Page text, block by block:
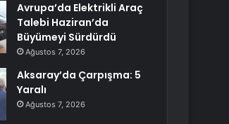
Avrupa’da Elektrikli Araç
Talebi Haziran’da
Büyümeyi Sürdürdü
Ağustos 7, 2026
Aksaray’da Çarpışma: 5
Yaralı
Ağustos 7, 2026